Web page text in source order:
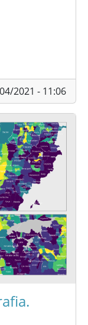
2021 - 11:06